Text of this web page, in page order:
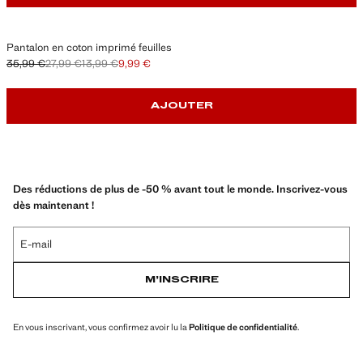
Pantalon en coton imprimé feuilles
Prix initial barré [35,99 € ]
35,99 €
Deuxième prix barré [27,99 € ]
27,99 €
Troisième prix barré [13,99 € ]
13,99 €
Prix actuel [9,99 € ] 9,99 €
AJOUTER
Des réductions de plus de -50 % avant tout le monde. Inscrivez-vous
dès maintenant !
E-mail
M’INSCRIRE
En vous inscrivant, vous confirmez avoir lu la Politique de confidentialité.